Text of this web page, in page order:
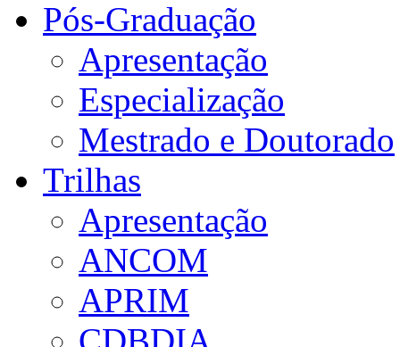
Pós-Graduação
Apresentação
Especialização
Mestrado e Doutorado
Trilhas
Apresentação
ANCOM
APRIM